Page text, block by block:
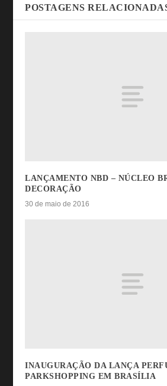
POSTAGENS
LANÇAMENTO NBD – NÚCLEO
DECORAÇÃO
30 de maio de 2016
INAUGURAÇÃO DA LANÇA
PARKSHOPPING EM BRASÍLIA